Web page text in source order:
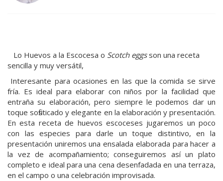
Lo Huevos a la Escocesa o Scotch eggsson una receta
sencilla y muy versátil,
Interesante para ocasiones en las que la comida se sirve
fría. Es ideal para elaborar con niños por la facilidad que
entraña su elaboración, pero siempre le podemos dar un
toque sofisticado y elegante en la elaboración y presentación.
En esta receta de huevos escoceses jugaremos un poco
con las especies para darle un toque distintivo, en la
presentación uniremos una ensalada elaborada para hacer a
la vez de acompañamiento; conseguiremos así un plato
completo e ideal para una cena desenfadada en una terraza,
en el campo o una celebración improvisada.